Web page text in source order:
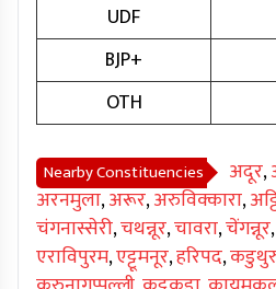
UDF
BJP+
OTH
Nearby Constituencies अदूर,
अरनमुला,अरूर,अरुविक्कारा,
चंगनास्सेरी,चथन्नूर,चावरा,चेंगन्नूर,
एराविपुरम,एट्टूमनूर,हरिपद,